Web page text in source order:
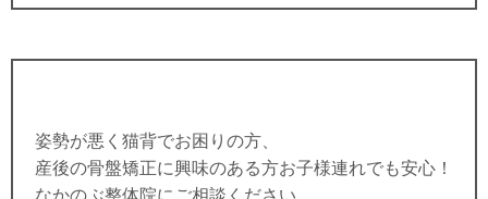
姿勢が悪く猫背でお困りの方、
産後の骨盤矯正に興味のある方お子様連れでも安心！